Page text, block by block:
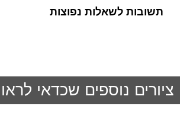
תשובות לשאלות נפוצות
ציורים נוספים שכדאי